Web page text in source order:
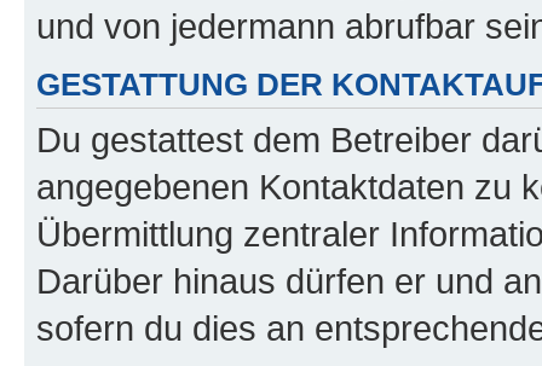
und von jedermann abrufbar
GESTATTUNG DER
Du gestattest dem Betreiber
angegebenen Kontaktdaten zu
Übermittlung zentraler
Darüber hinaus dürfen er und
sofern du dies an